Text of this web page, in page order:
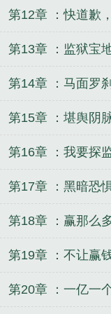
第12章 ：快道歉
第13章 ：监狱宝
第14章 ：马面罗
第15章 ：堪舆阴
第16章 ：我要探
第17章 ：黑暗恐
第18章 ：赢那么
第19章 ：不让赢
第20章 ：一亿一